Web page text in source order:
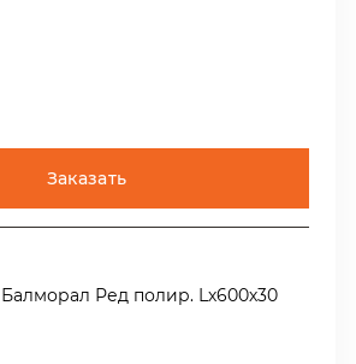
у архитекторов всего мира
гранит Balmoral Red
уже несколько десятилетий
масштабах из карьера в
На нашем складе в Москве
купить плитку из гранита Балморал
гранит Балморал Ред можно
Заказать
Ред полир. Lх600х30